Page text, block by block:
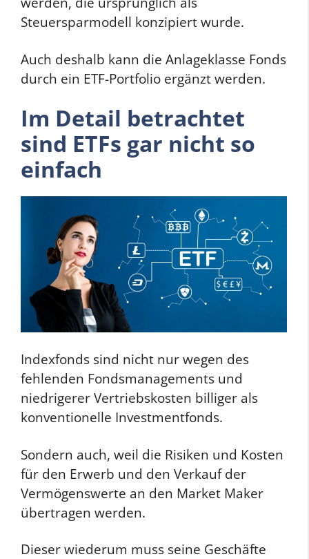
Steuersparmodell konzipiert wurde.
Auch deshalb kann die Anlageklasse Fonds
durch ein ETF-Portfolio ergänzt werden.
Im Detail betrachtet
sind ETFs gar nicht so
einfach
Indexfonds sind nicht nur wegen des
fehlenden Fondsmanagements und
niedrigerer Vertriebskosten billiger als
konventionelle Investmentfonds.
Sondern auch, weil die Risiken und Kosten
für den Erwerb und den Verkauf der
Vermögenswerte an den Market Maker
übertragen werden.
Dieser wiederum muss seine Geschäfte